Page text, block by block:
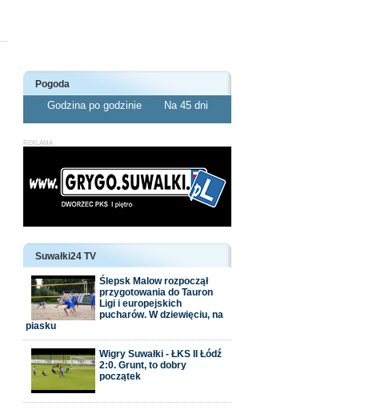
Pogoda
Godzina po godzinie Na 45 dni
Suwałki24 TV
Ślepsk Malow rozpoczął
przygotowania do Tauron
Ligi i europejskich
pucharów. W dziewięciu, na
piasku
Wigry Suwałki - ŁKS II Łódź
2:0. Grunt, to dobry
początek